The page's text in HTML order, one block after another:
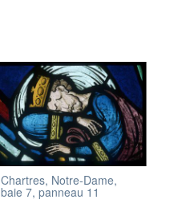
Chartres, Notre-Dame,
baie 7, panneau 11